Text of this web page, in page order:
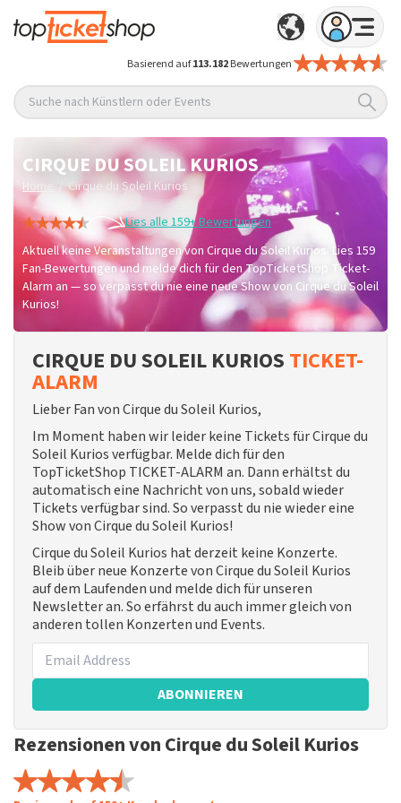
Basierend auf113.182Bewertungen
Suche nach Künstlern oder Events
CIRQUE DU SOLEIL KURIOS
Home
Cirque du Soleil Kurios
Lies alle 159+ Bewertungen
Aktuell keine Veranstaltungen von Cirque du Soleil Kurios. Lies 159
Fan-Bewertungen und melde dich für den TopTicketShop Ticket-
Alarm an — so verpasst du nie eine neue Show von Cirque du Soleil
Kurios!
CIRQUE DU SOLEIL KURIOS TICKET-
ALARM
Lieber Fan von Cirque du Soleil Kurios,
Im Moment haben wir leider keine Tickets für Cirque du
Soleil Kurios verfügbar. Melde dich für den
TopTicketShop TICKET-ALARM an. Dann erhältst du
automatisch eine Nachricht von uns, sobald wieder
Tickets verfügbar sind. So verpasst du nie wieder eine
Show von Cirque du Soleil Kurios!
Cirque du Soleil Kurios hat derzeit keine Konzerte.
Bleib über neue Konzerte von Cirque du Soleil Kurios
auf dem Laufenden und melde dich für unseren
Newsletter an. So erfährst du auch immer gleich von
anderen tollen Konzerten und Events.
ABONNIEREN
Rezensionen von Cirque du Soleil Kurios